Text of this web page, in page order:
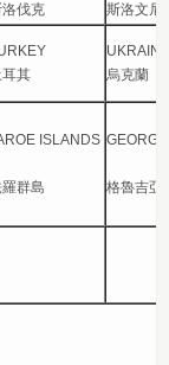
伐克
斯洛文尼
其
UKRAINE
烏克蘭
ISLANDS
群島 格魯吉亞